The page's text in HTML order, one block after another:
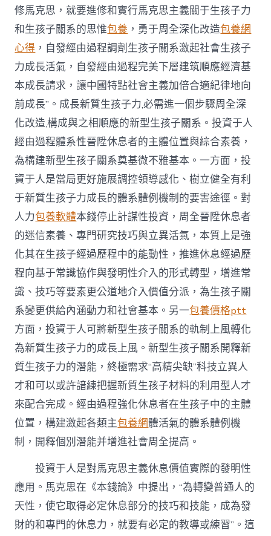
修馬克思，就要進修和實行馬克思主義關于生孩子力
和生孩子關系的思惟包養 ，勇于周全深化改造包養網
心得 ，自發經由過程調劑生孩子關系激起社會生孩子
力成長活氣，自發經由過程完美下層建筑順應經濟基
本成長請求，讓中國特點社會主義加倍合適紀律地向
前成長”。成長新質生孩子力,必需進一個步驟周全深
化改造,構成與之相順應的新型生孩子關系。投資于人
經由過程體系性晉陞休息者的主體位置與綜合素養，
為構建新型生孩子關系奠基微不雅基本。一方面，投
資于人是當局更好施展調控領導感化、樹立健全有利
于新質生孩子力成長的體系體例機制的要害途徑。對
人力包養軟體本錢停止計謀性投資，周全晉陞休息者
的迷信素養、專門研究技巧與立異活氣，本質上是強
化其在生孩子經過歷程中的能動性，推進休息經過歷
程向基于常識協作與發明性介入的形式轉型，增進常
識、技巧等要素更公道地介入價值分派，為生孩子關
系變更供給內涵動力和社會基本。另一包養價格ptt
方面，投資于人可將新型生孩子關系的軌制上風轉化
為新質生孩子力的成長上風。新型生孩子關系開釋新
質生孩子力的潛能，終極需求“高精尖缺”科技立異人
才和可以或許諳練把握新質生孩子材料的利用型人才
來配合完成。經由過程強化休息者在生孩子中的主體
位置，構建激起各類主包養網體活氣的體系體例機
制，開釋個別潛能并增進社會周全提高。
投資于人是對馬克思主義休息價值實際的發明性
應用。馬克思在《本錢論》中提出，“為轉變普通人的
天性，使它取得必定休息部分的技巧和技能，成為發
財的和專門的休息力，就要有必定的教導或練習”。這